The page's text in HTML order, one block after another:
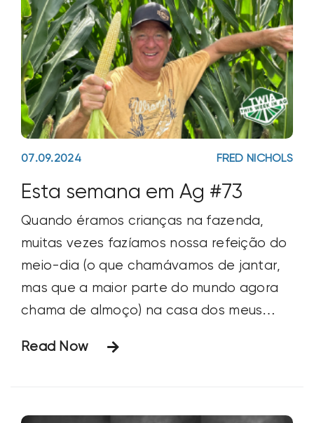
07.09.2024 FRED NICHOLS
Esta semana em Ag #73
Quando éramos crianças na fazenda,
muitas vezes fazíamos nossa refeição do
meio-dia (o que chamávamos de jantar,
mas que a maior parte do mundo agora
chama de almoço) na casa dos meus
uma pausa planejada do plantio, da
Read Now